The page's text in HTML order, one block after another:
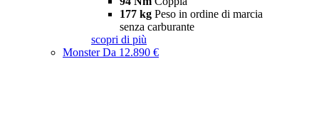
177 kg Peso in ordine di marcia
senza carburante
scopri di più
MonsterDa 12.890 €